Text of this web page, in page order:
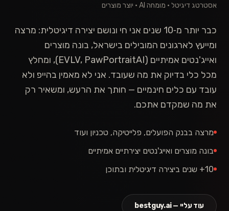
אסטרטג דיגיטל · מומחה AI · יוצר מוצרים
כבר יותר מ‑10 שנים אני חי ונושם יצירה דיגיטלית: מרצה
ומייעץ לארגונים המובילים בישראל, בונה מוצרים
ואייג'נטים אמיתיים (EVLV, PawPortraitAI), ומחלץ
מכל כלי בדיוק את מה שעובד. אני לא מאמין בהייפ ולא
עובד עם כלים חינמיים — חותך את הרעש, ומשאיר רק
את מה שמקדם אתכם.
מרצה בבנק הפועלים, פלייטיקה, טכניון ועוד
בונה מוצרים ואייג'נטים יצירתיים אמיתיים
10+ שנים ביצירה דיגיטלית ובתוכן
עוד עליי — bestguy.ai